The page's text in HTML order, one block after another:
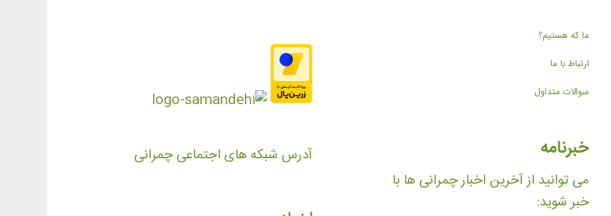
ما که هستیم؟
ارتباط با ما
سوالات متداول
خبرنامه
می توانید از آخرین اخبار چمرانی ها با
خبر شوید:
آدرس شبکه های اجتماعی چمرانی